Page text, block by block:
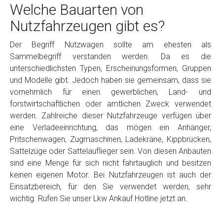
Kontaktformular
Marke
Model
Baujahr
Getriebe
Bekannte Schäden
Welche Bauarten von
Nutzfahrzeugen gibt es?
Der Begriff Nutzwagen sollte am ehesten als
Sammelbegriff verstanden werden. Da es die
unterschiedlichsten Typen, Erscheinungsformen, Gruppen
und Modelle gibt. Jedoch haben sie gemeinsam, dass sie
vornehmlich für einen gewerblichen, Land- und
forstwirtschaftlichen oder amtlichen Zweck verwendet
werden. Zahlreiche dieser Nutzfahrzeuge verfügen über
eine Verladeeinrichtung, das mögen ein Anhänger,
Pritschenwagen, Zugmaschinen, Ladekräne, Kippbrücken,
Sattelzüge oder Sattelauflieger sein. Von diesen Anbauten
sind eine Menge für sich nicht fahrtauglich und besitzen
keinen eigenen Motor. Bei Nutzfahrzeugen ist auch der
Einsatzbereich, für den Sie verwendet werden, sehr
wichtig. Rufen Sie unser Lkw Ankauf Hotline jetzt an.